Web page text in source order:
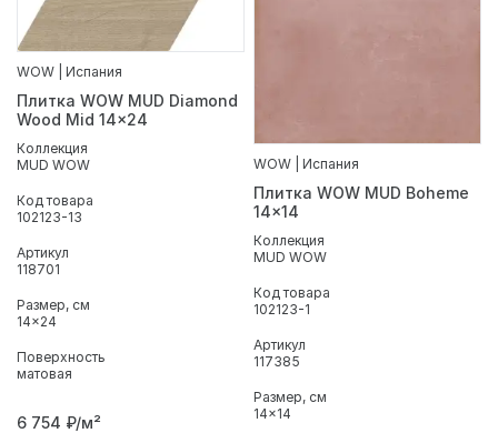
WOW | Испания
Плитка WOW MUD Diamond
Wood Mid 14x24
Коллекция
MUD WOW
Код товара
102123-13
Артикул
118701
Размер, см
14x24
Поверхность
матовая
6 754 ₽/м²
WOW | Испания
Плитка WOW MUD Boheme
14x14
Коллекция
MUD WOW
Код товара
102123-1
Артикул
117385
Размер, см
14x14